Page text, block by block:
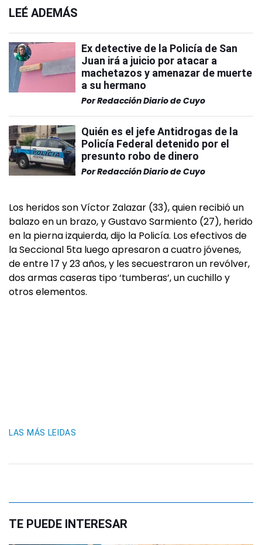
LEÉ ADEMÁS
Ex detective de la Policía de San
Juan irá a juicio por atacar a
machetazos y amenazar de muerte
a su hermano
PorRedacción Diario de Cuyo
Quién es el jefe Antidrogas de la
Policía Federal detenido por el
presunto robo de dinero
PorRedacción Diario de Cuyo
Los heridos son Víctor Zalazar (33), quien recibió un
balazo en un brazo, y Gustavo Sarmiento (27), herido
en la pierna izquierda, dijo la Policía. Los efectivos de
la Seccional 5ta luego apresaron a cuatro jóvenes,
de entre 17 y 23 años, y les secuestraron un revólver,
dos armas caseras tipo ‘tumberas’, un cuchillo y
otros elementos.
LAS MÁS LEIDAS
TE PUEDE INTERESAR